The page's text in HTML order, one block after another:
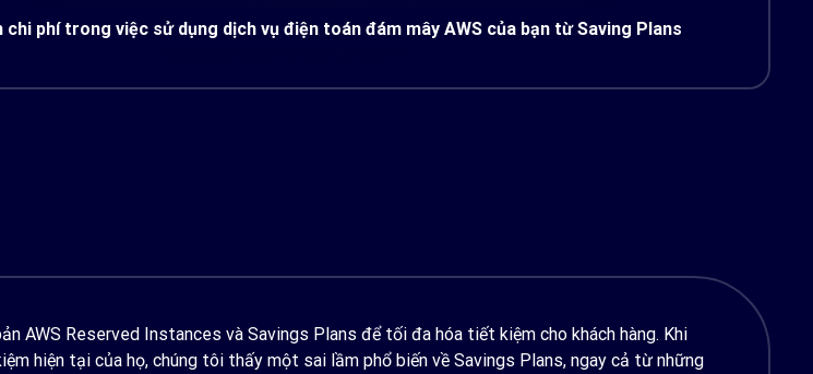
phí trong việc sử dụng dịch vụ điện toán đám mây AWS của bạn từ Saving Plans
AWS Reserved Instances và Savings Plans để tối đa hóa tiết kiệm cho khách hàng. Khi
hiện tại của họ, chúng tôi thấy một sai lầm phổ biến về Savings Plans, ngay cả từ những